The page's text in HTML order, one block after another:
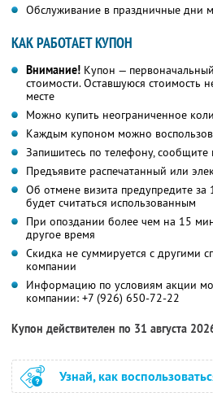
Обслуживание в праздничные дни
КАК РАБОТАЕТ КУПОН
Внимание! Купон —
стоимости. Оставшуюся стоимость
месте
Можно купить неограниченное
Каждым купоном можно
Запишитесь по телефону,
Предъявите распечатанный или
Об отмене визита предупредите за
будет считаться использованным
При опоздании более чем на 15
другое время
Скидка не суммируется с другими
компании
Информацию по условиям акции
компании: +7 (926) 650-72-22
Купон действителен по 31 августа
Узнай, как